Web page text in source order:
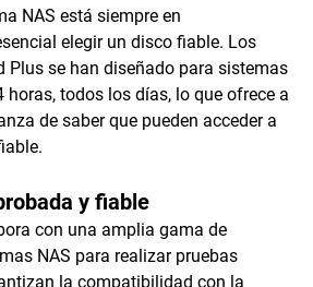
NAS está siempre en
elegir un disco fiable. Los
Plus se han diseñado para sistemas
todos los días, lo que ofrece a
de saber que pueden acceder a
y fiable
con una amplia gama de
NAS para realizar pruebas
la compatibilidad con la